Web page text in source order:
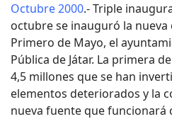
Octubre 2000.- Triple
octubre se inauguró la
Primero de Mayo, el
Pública de Játar. La primera
4,5 millones que se han
elementos deteriorados y la
nueva fuente que funcionará